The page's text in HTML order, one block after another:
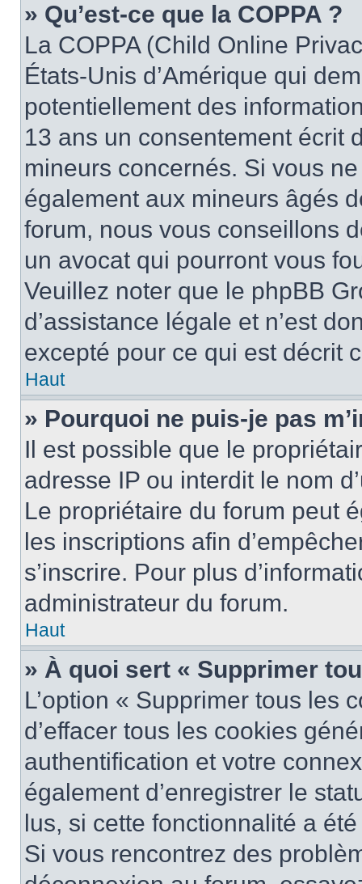
» Qu’est-ce que la COPPA ?
La COPPA (Child Online
États-Unis d’Amérique qui
potentiellement des
13 ans un consentement écrit
mineurs concernés. Si vous
également aux mineurs âgés
forum, nous vous conseillons
un avocat qui pourront vous
Veuillez noter que le phpBB
d’assistance légale et n’est
excepté pour ce qui est décrit
Haut
» Pourquoi ne puis-je pas
Il est possible que le
adresse IP ou interdit le nom
Le propriétaire du forum peut
les inscriptions afin
s’inscrire. Pour plus
administrateur du forum.
Haut
» À quoi sert « Supprimer
L’option « Supprimer tous les
d’effacer tous les cookies
authentification et votre
également d’enregistrer le
lus, si cette fonctionnalité a
Si vous rencontrez des